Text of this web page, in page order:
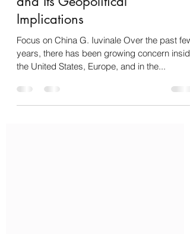
Digital China: The Strategy
and Its Geopolitical
Implications
Focus on China G. Iuvinale Over the past few
the United States, Europe, and in the...